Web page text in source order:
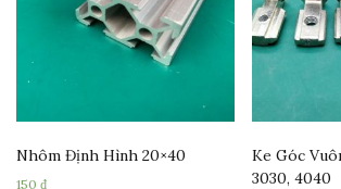
Nhôm Định Hình 20×40
150 ₫
Ke Góc
3030, 4040